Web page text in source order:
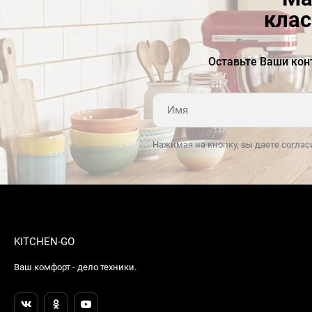
Температурный диапазон 40-80
Вентилятор Есть
Оставьте Ваши
Нажимая на кнопку, вы даете
KITCHEN-GO
Ваш комфорт - дело техники.